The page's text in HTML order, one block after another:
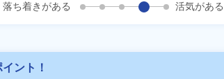
落ち着きがある
活気がある
ント！